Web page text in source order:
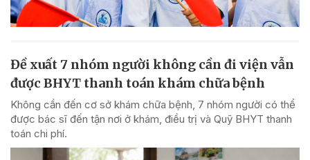
Đề xuất 7 nhóm người không cần đi viện vẫn
được BHYT thanh toán khám chữa bệnh
Không cần đến cơ sở khám chữa bệnh, 7 nhóm người có thể
được bác sĩ đến tận nơi ở khám, điều trị và Quỹ BHYT thanh
toán chi phí.